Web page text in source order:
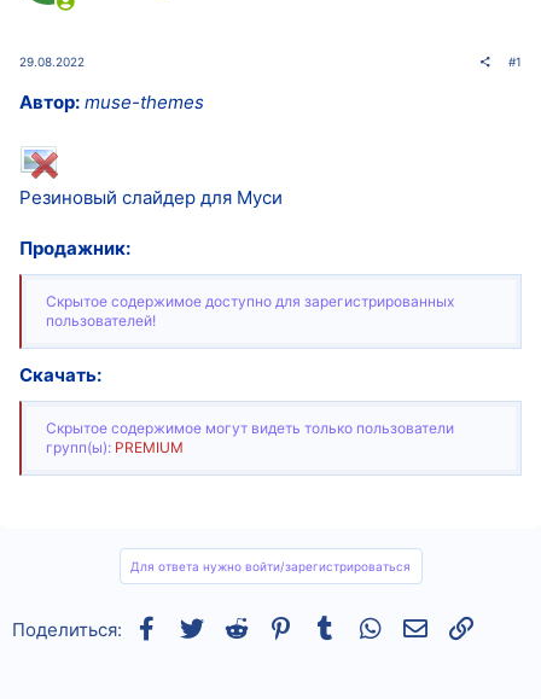
29.08.2022 #1
Автор: muse-themes
Резиновый слайдер для Муси
Продажник:
Скрытое содержимое доступно для зарегистрированных
пользователей!
Скачать:
Скрытое содержимое могут видеть только пользователи
групп(ы): PREMIUM
Для ответа нужно войти/зарегистрироваться
Поделиться: Facebook
TwitterReddit Pinterest
Tumblr WhatsAppСсылка